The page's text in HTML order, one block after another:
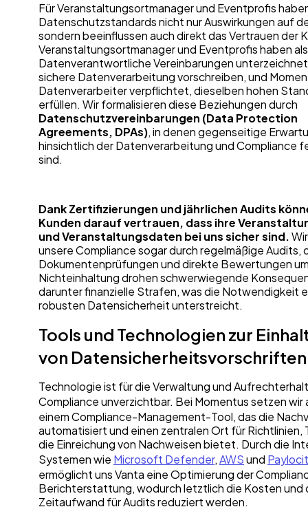
Für Veranstaltungsortmanager und Eventprofis
Datenschutzstandards nicht nur Auswirkungen auf
sondern beeinflussen auch direkt das Vertrauen der
Veranstaltungsortmanager und Eventprofis haben als
Datenverantwortliche Vereinbarungen
sichere Datenverarbeitung vorschreiben, und
Datenverarbeiter verpflichtet, dieselben hohen
erfüllen. Wir formalisieren diese Beziehungen durch
Datenschutzvereinbarungen (Data Protection
Agreements, DPAs), in denen gegenseitige
hinsichtlich der Datenverarbeitung und Compliance
sind.
Dank Zertifizierungen und jährlichen Audits
Kunden darauf vertrauen, dass ihre
und Veranstaltungsdaten bei uns sicher sind.
unsere Compliance sogar durch regelmäßige Audits,
Dokumentenprüfungen und direkte Bewertungen
Nichteinhaltung drohen schwerwiegende
darunter finanzielle Strafen, was die Notwendigkeit
robusten Datensicherheit unterstreicht.
Tools und Technologien zur
von
Technologie ist für die Verwaltung und
Compliance unverzichtbar. Bei Momentus setzen
einem Compliance-Management-Tool, das die
automatisiert und einen zentralen Ort für Richtlinien,
die Einreichung von Nachweisen bietet. Durch die
Systemen wie Microsoft Defender,AWSund
ermöglicht uns Vanta eine Optimierung der
Berichterstattung, wodurch letztlich die Kosten und
Zeitaufwand für Audits reduziert werden.